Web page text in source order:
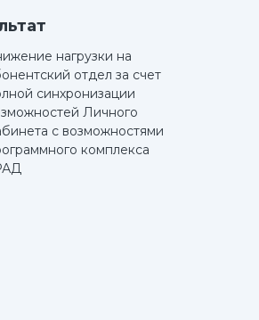
нагрузки на
отдел за счет
синхронизации
Личного
с возможностями
комплекса